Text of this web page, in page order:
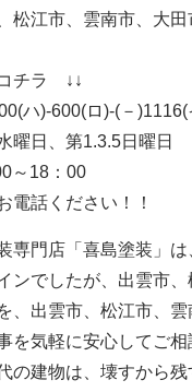
松江市、雲南市、大
チラ ↓↓
ハ)-600(ロ)-(－
曜日、第1.3.5日曜日
～18：00
電話ください！！
専門店「喜島塗装」
ンでしたが、出雲市
、出雲市、松江市、
を気軽に安心してご
の建物は、壊すから